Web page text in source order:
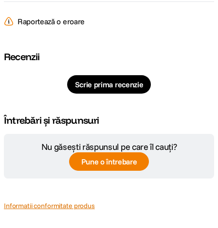
Raportează o eroare
Recenzii
Scrie prima recenzie
Întrebări și răspunsuri
Nu găsești răspunsul pe care îl cauți?
Pune o întrebare
Informatii conformitate produs